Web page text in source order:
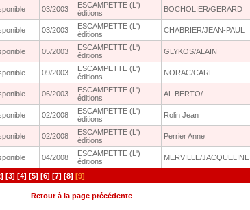
03/2003
ESCAMPETTE (L')
éditions
BOCHOLIER/GERARD
03/2003
ESCAMPETTE (L')
éditions
CHABRIER/JEAN-PAUL
05/2003
ESCAMPETTE (L')
éditions
GLYKOS/ALAIN
09/2003
ESCAMPETTE (L')
éditions
NORAC/CARL
06/2003
ESCAMPETTE (L')
éditions
AL BERTO/.
02/2008
ESCAMPETTE (L')
éditions
Rolin Jean
02/2008
ESCAMPETTE (L')
éditions
Perrier Anne
04/2008
ESCAMPETTE (L')
éditions
MERVILLE/JACQUELINE
[3] [4] [5] [6] [7] [8] [9]
Retour à la page précédente